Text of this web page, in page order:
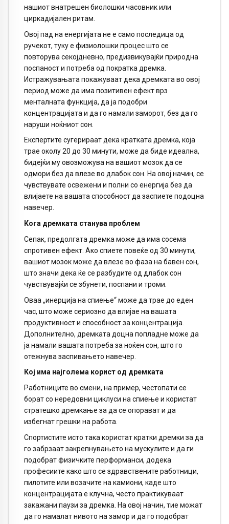
нашиот внатрешен биолошки часовник или
циркадијален ритам.
Овој пад на енергијата не е само последица од
ручекот, туку е физиолошки процес што се
повторува секојдневно, предизвикувајќи природна
поспаност и потреба од пократка дремка.
Истражувањата покажуваат дека дремката во овој
период може да има позитивен ефект врз
менталната функција, да ја подобри
концентрацијата и да го намали заморот, без да го
наруши ноќниот сон.
Експертите сугерираат дека кратката дремка, која
трае околу 20 до 30 минути, може да биде идеална,
бидејќи му овозможува на вашиот мозок да се
одмори без да влезе во длабок сон. На овој начин, се
чувствувате освежени и полни со енергија без да
влијаете на вашата способност да заспиете подоцна
навечер.
Кога дремката станува проблем
Сепак, предолгата дремка може да има сосема
спротивен ефект. Ако спиете повеќе од 30 минути,
вашиот мозок може да влезе во фаза на бавен сон,
што значи дека ќе се разбудите од длабок сон
чувствувајќи се збунети, поспани и троми.
Оваа „инерција на спиење“ може да трае до еден
час, што може сериозно да влијае на вашата
продуктивност и способност за концентрација.
Дополнително, дремката доцна попладне може да
ја намали вашата потреба за ноќен сон, што го
отежнува заспивањето навечер.
Кој има најголема корист од дремката
Работниците во смени, на пример, честопати се
борат со нередовни циклуси на спиење и користат
стратешко дремкање за да се опорават и да
избегнат грешки на работа.
Спортистите исто така користат кратки дремки за да
го забрзаат закрепнувањето на мускулите и да ги
подобрат физичките перформанси, додека
професиите како што се здравствените работници,
пилотите или возачите на камиони, каде што
концентрацијата е клучна, често практикуваат
закажани паузи за дремка. На овој начин, тие можат
да го намалат нивото на замор и да го подобрат